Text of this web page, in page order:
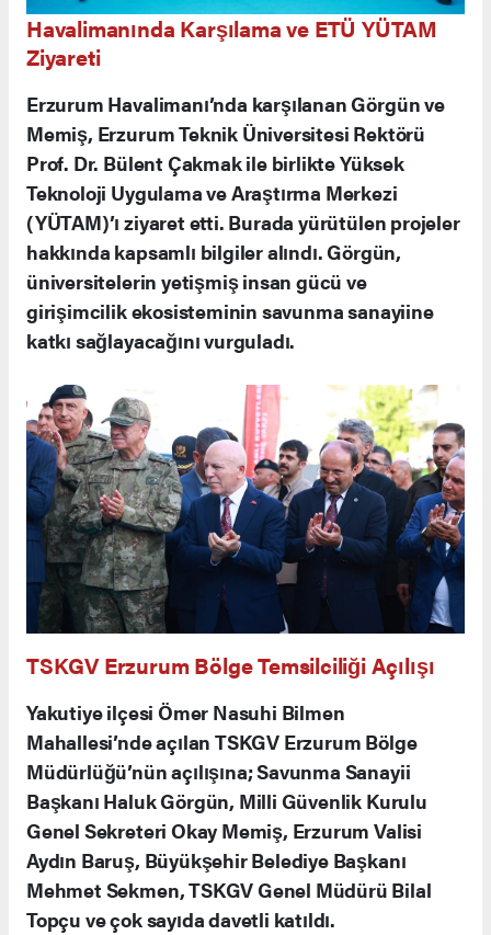
Havalimanında Karşılama ve ETÜ YÜTAM
Ziyareti
Erzurum Havalimanı’nda karşılanan Görgün ve
Memiş, Erzurum Teknik Üniversitesi Rektörü
Prof. Dr. Bülent Çakmak ile birlikte Yüksek
Teknoloji Uygulama ve Araştırma Merkezi
(YÜTAM)’ı ziyaret etti. Burada yürütülen projeler
hakkında kapsamlı bilgiler alındı. Görgün,
üniversitelerin yetişmiş insan gücü ve
girişimcilik ekosisteminin savunma sanayiine
katkı sağlayacağını vurguladı.
TSKGV Erzurum Bölge Temsilciliği Açılışı
Yakutiye ilçesi Ömer Nasuhi Bilmen
Mahallesi’nde açılan TSKGV Erzurum Bölge
Müdürlüğü’nün açılışına; Savunma Sanayii
Başkanı Haluk Görgün, Milli Güvenlik Kurulu
Genel Sekreteri Okay Memiş, Erzurum Valisi
Aydın Baruş, Büyükşehir Belediye Başkanı
Mehmet Sekmen, TSKGV Genel Müdürü Bilal
Topçu ve çok sayıda davetli katıldı.